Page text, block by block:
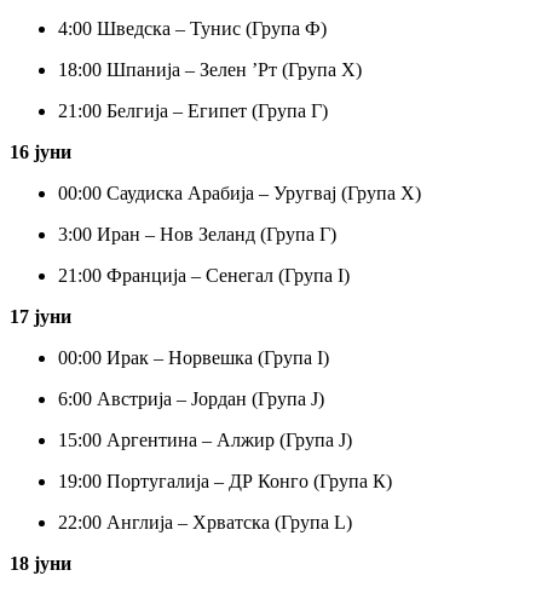
4:00 Шведска – Тунис (Група Ф)
18:00 Шпанија – Зелен ’Рт (Група Х)
21:00 Белгија – Египет (Група Г)
16 јуни
00:00 Саудиска Арабија – Уругвај (Група Х)
3:00 Иран – Нов Зеланд (Група Г)
21:00 Франција – Сенегал (Група I)
17 јуни
00:00 Ирак – Норвешка (Група I)
6:00 Австрија – Јордан (Група J)
15:00 Аргентина – Алжир (Група J)
19:00 Португалија – ДР Конго (Група К)
22:00 Англија – Хрватска (Група L)
18 јуни